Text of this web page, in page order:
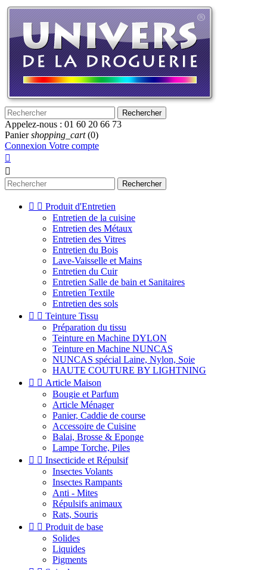
Rechercher
Appelez-nous : 01 60 20 66 73
Panier shopping_cart (0)
Connexion Votre compte


Rechercher
  Produit d'Entretien
Entretien de la cuisine
Entretien des Métaux
Entretien des Vitres
Entretien du Bois
Lave-Vaisselle et Mains
Entretien du Cuir
Entretien Salle de bain et Sanitaires
Entretien Textile
Entretien des sols
  Teinture Tissu
Préparation du tissu
Teinture en Machine DYLON
Teinture en Machine NUNCAS
NUNCAS spécial Laine, Nylon, Soie
HAUTE COUTURE BY LIGHTNING
  Article Maison
Bougie et Parfum
Article Ménager
Panier, Caddie de course
Accessoire de Cuisine
Balai, Brosse & Eponge
Lampe Torche, Piles
  Insecticide et Répulsif
Insectes Volants
Insectes Rampants
Anti - Mites
Répulsifs animaux
Rats, Souris
  Produit de base
Solides
Liquides
Pigments